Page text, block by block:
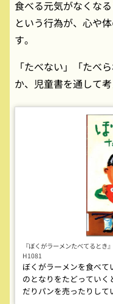
食べる元気がなくな
という行為が、心や
す。
「たべない」「たべ
か、児童書を通して考
『ぼくがラーメンたべてると
H1081
ぼくがラーメンを食べ
のとなりをたどってい
だりパンを売ったりして